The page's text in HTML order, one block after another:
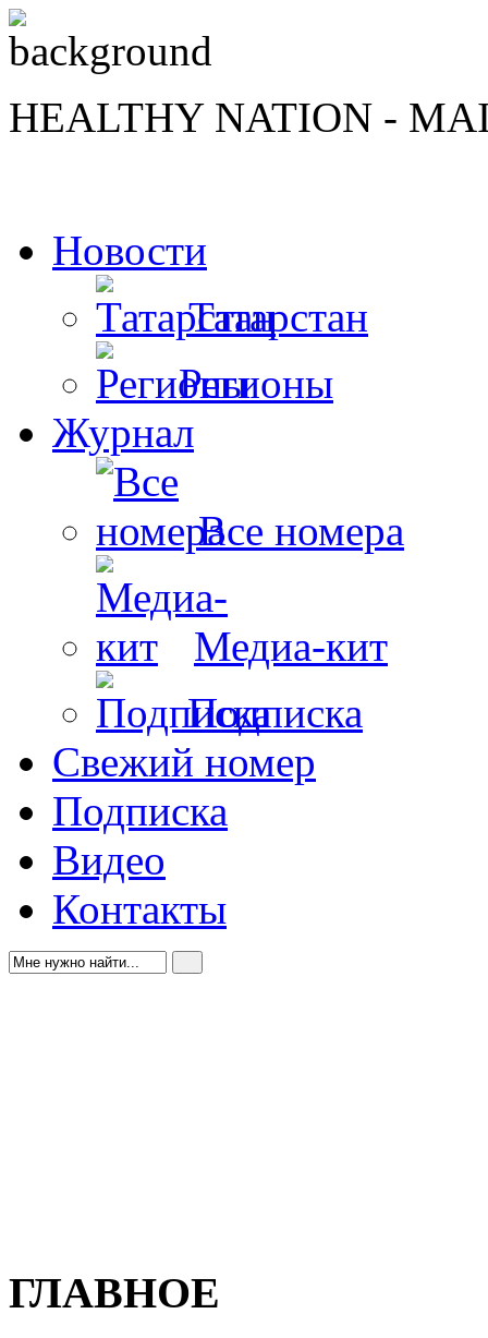
HEALTHY NATION -
Новости
Татарстан
Регионы
Журнал
Все номера
Медиа-кит
Подписка
Свежий номер
Подписка
Видео
Контакты
ГЛАВНОЕ